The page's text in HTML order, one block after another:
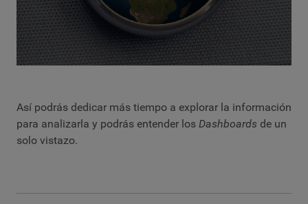
Así podrás dedicar más tiempo a explorar la información
para analizarla y podrás entender los Dashboards de un
solo vistazo.